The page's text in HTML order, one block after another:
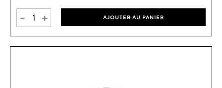
- + AJOUTER AU PANIER